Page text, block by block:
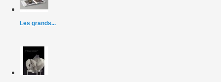
Les grands...